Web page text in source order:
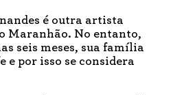
é outra artista
Maranhão. No entanto,
seis meses, sua família
e por isso se considera